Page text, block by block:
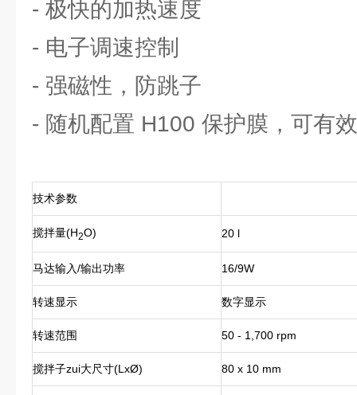
- 极快的加热速度
- 电子调速控制
- 强磁性，防跳子
- 随机配置 H100 保护膜，可有
技术参数
搅拌量(H2O) 20 l
马达输入/输出功率 16/9W
转速显示 数字显示
转速范围 50 - 1,700 rpm
搅拌子zui大尺寸(LxØ) 80 x 10 mm